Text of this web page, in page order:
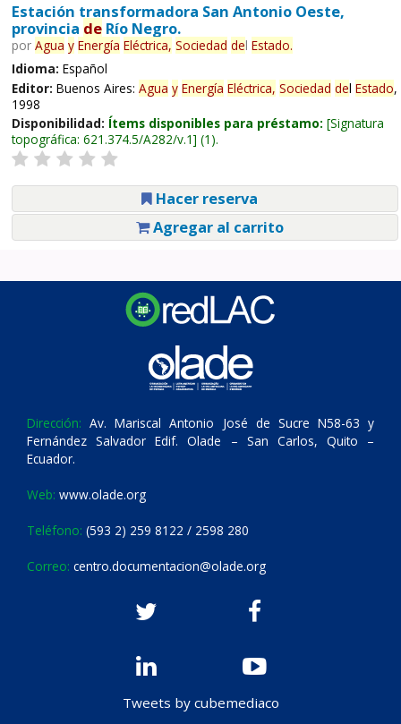
Estación transformadora San Antonio Oeste,
provincia deRío Negro.
por Agua y Energía Eléctrica, Sociedad del Estado.
Idioma: Español
Editor: Buenos Aires: Agua y Energía Eléctrica, Sociedad del Estado,
1998
Disponibilidad: Ítems disponibles para préstamo: Signatura
topográfica: 621.374.5/A282/v.1 (1).
Hacer reserva
Agregar al carrito
Dirección: Av. Mariscal Antonio José de Sucre N58-63 y
Fernández Salvador Edif. Olade – San Carlos, Quito –
Ecuador.
Web: www.olade.org
Teléfono: (593 2) 259 8122 / 2598 280
Correo: centro.documentacion@olade.org
Tweets by cubemediaco